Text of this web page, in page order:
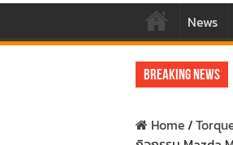
News
Breaking News
Home/